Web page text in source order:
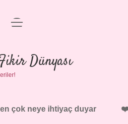
Anasayfa
Politikası
Uyarı
menüyü
Dünyası
çok neye ihtiyaç duyar